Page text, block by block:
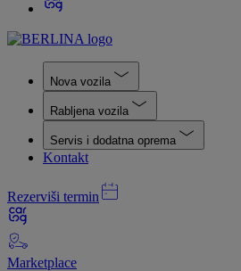
Nova vozila
Rabljena vozila
Servis i dodatna oprema
Kontakt
Rezerviši termin
Marketplace